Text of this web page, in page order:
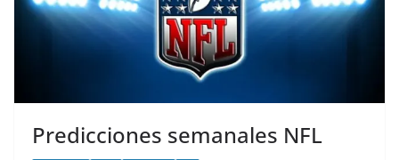
Predicciones semanales NFL